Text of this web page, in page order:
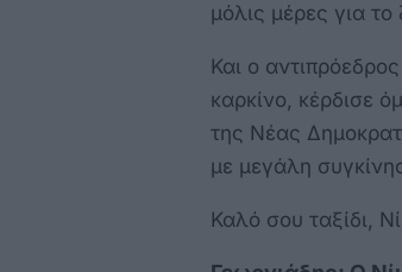
μόλις μέρες για
Και ο
καρκίνο, κέρδισε
της Νέας
με μεγάλη
Καλό σου ταξίδι,